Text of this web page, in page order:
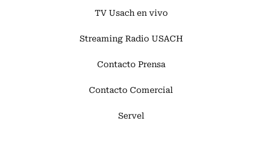
TV Usach en vivo
Streaming Radio USACH
Contacto Prensa
Contacto Comercial
Servel